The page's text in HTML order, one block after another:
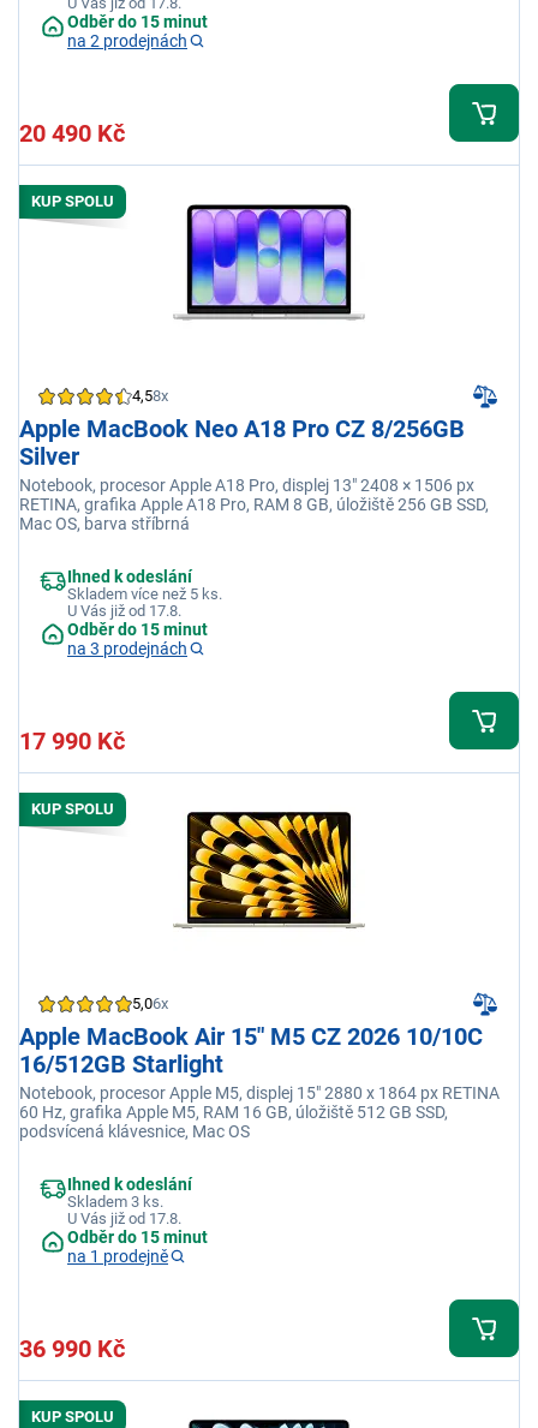
Odběr do 15 minut
na 2 prodejnách
20 490 Kč
KUP SPOLU
4,58x
Apple MacBook Neo A18 Pro CZ 8/256GB
Silver
Notebook, procesor Apple A18 Pro, displej 13" 2408 × 1506 px
RETINA, grafika Apple A18 Pro, RAM 8 GB, úložiště 256 GB SSD,
Mac OS, barva stříbrná
Ihned k odeslání
Skladem více než 5 ks.
U Vás již od 17.8.
Odběr do 15 minut
na 3 prodejnách
17 990 Kč
KUP SPOLU
5,06x
Apple MacBook Air 15" M5 CZ 2026 10/10C
16/512GB Starlight
Notebook, procesor Apple M5, displej 15" 2880 x 1864 px RETINA
60 Hz, grafika Apple M5, RAM 16 GB, úložiště 512 GB SSD,
podsvícená klávesnice, Mac OS
Ihned k odeslání
Skladem 3 ks.
U Vás již od 17.8.
Odběr do 15 minut
na 1 prodejně
36 990 Kč
KUP SPOLU